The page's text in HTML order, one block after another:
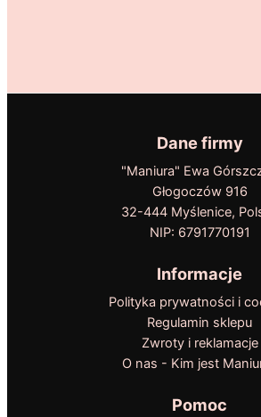
Dane firmy
"Maniura" Ewa
Głogoczów 916
32-444 Myślenice,
NIP: 6791770191
Informacje
Polityka prywatności i
Regulamin sklepu
Zwroty i reklamacje
O nas - Kim jest
Pomoc